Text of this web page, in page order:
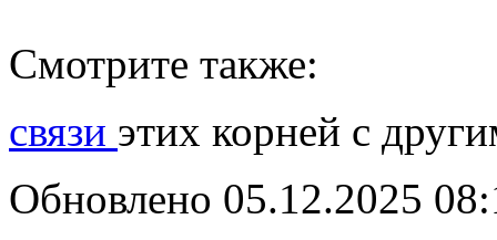
Смотрите также:
связи этих корней с
Обновлено 05.12.2025